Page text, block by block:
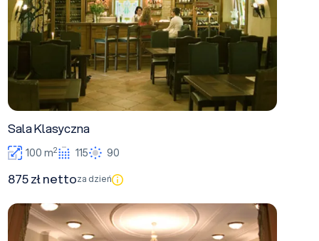
Sala Klasyczna
100 m2 115 90
875 zł nettoza dzień
Sala Pałacowa